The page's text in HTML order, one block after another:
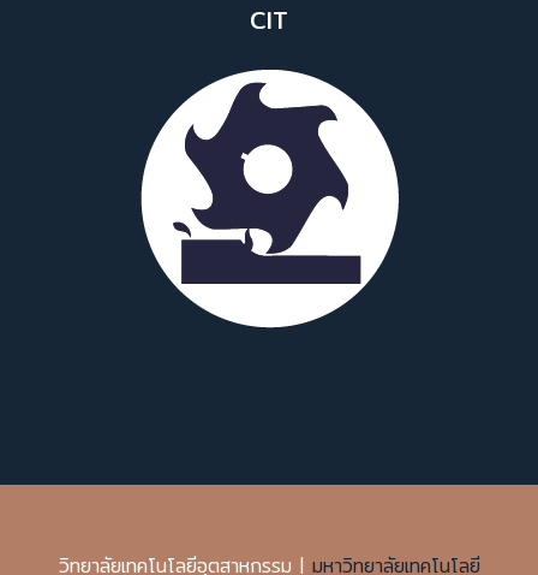
CIT
วิทยาลัยเทคโนโลยีอุตสาหกรรม | มหาวิทยาลัยเทคโนโลยี